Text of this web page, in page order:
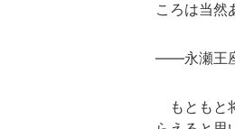
ころは当然
――永瀬王座
もともと